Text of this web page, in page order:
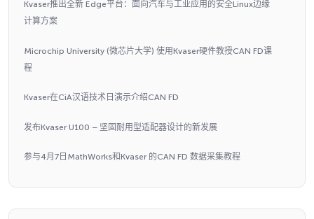
Kvaser推出全新 Edge平台：面向汽车与工业应用的安全Linux边缘
计算方案
Microchip University (微芯片大学) 使用Kvaser硬件教授CAN FD课
程
Kvaser在CiA汉语技术日演示介绍CAN FD
发布Kvaser U100 – 坚固耐用型适配器设计的新发展
参与4月7日MathWorks和Kvaser 的CAN FD 数据采集教程